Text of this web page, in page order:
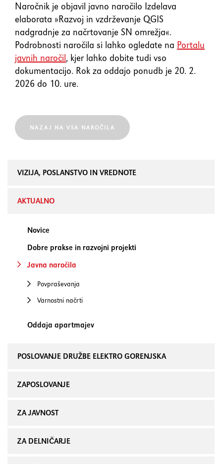
VIZIJA, POSLANSTVO IN VREDNOTE
AKTUALNO
Novice
Dobre prakse in razvojni projekti
Javna naročila
Povpraševanja
Varnostni načrti
Oddaja apartmajev
POSLOVANJE DRUŽBE ELEKTRO GORENJSKA
ZAPOSLOVANJE
ZA JAVNOST
ZA DELNIČARJE
Naročnik je objavil javno naročilo Izdelava
elaborata »Razvoj in vzdrževanje QGIS
nadgradnje za načrtovanje SN omrežja«.
Podrobnosti naročila si lahko ogledate na Portalu
javnih naročil, kjer lahko dobite tudi vso
dokumentacijo. Rok za oddajo ponudb je 20. 2.
2026 do 10. ure.
NAZAJ NA VSA NAROČILA
element
Premakne fokus na prejšnji
element
Potrdi/klikne fokusiran
Označi/odznači potrditveno
polje